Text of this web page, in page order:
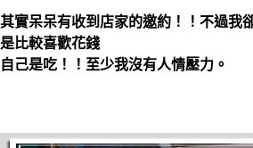
其實呆呆有收到店家的邀約！！不過我
是比較喜歡花錢
自己是吃！！至少我沒有人情壓力。